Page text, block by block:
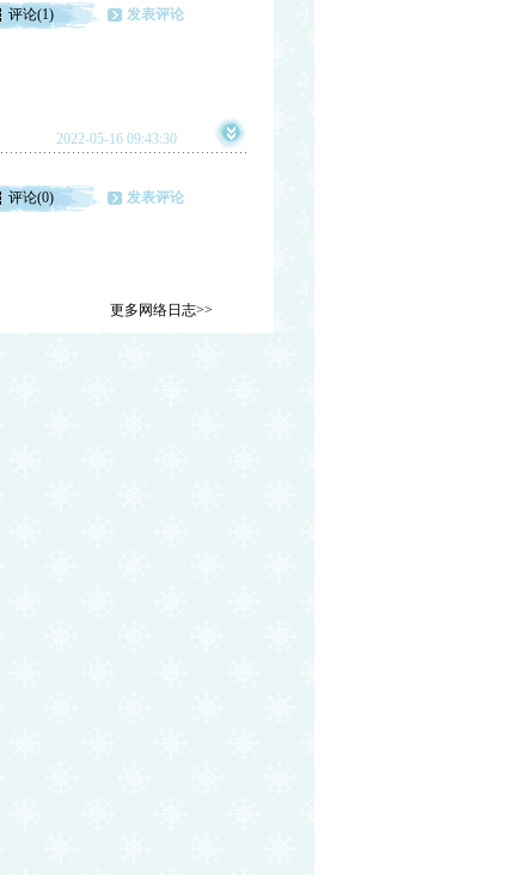
评论(1) 发表评论
2022-05-16 09:43:30
评论(0) 发表评论
更多网络日志>>